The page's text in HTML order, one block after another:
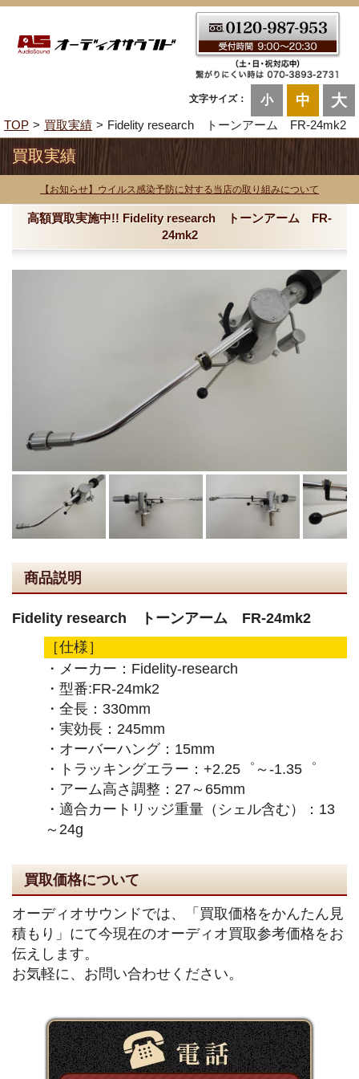
文字サイズ： 小 中 大
TOP 買取実績 Fidelity research トーンアーム FR-24mk2
買取実績
【お知らせ】ウイルス感染予防に対する当店の取り組みについて
高額買取実施中!! Fidelity research トーンアーム FR-
24mk2
商品説明
Fidelity research トーンアーム FR-24mk2
［仕様］
・メーカー：Fidelity-research
・型番:FR-24mk2
・全長：330mm
・実効長：245mm
・オーバーハング：15mm
・トラッキングエラー：+2.25゜～-1.35゜
・アーム高さ調整：27～65mm
・適合カートリッジ重量（シェル含む）：13
～24g
買取価格について
オーディオサウンドでは、「買取価格をかんたん見
積もり」にて今現在のオーディオ買取参考価格をお
伝えします。
お気軽に、お問い合わせください。